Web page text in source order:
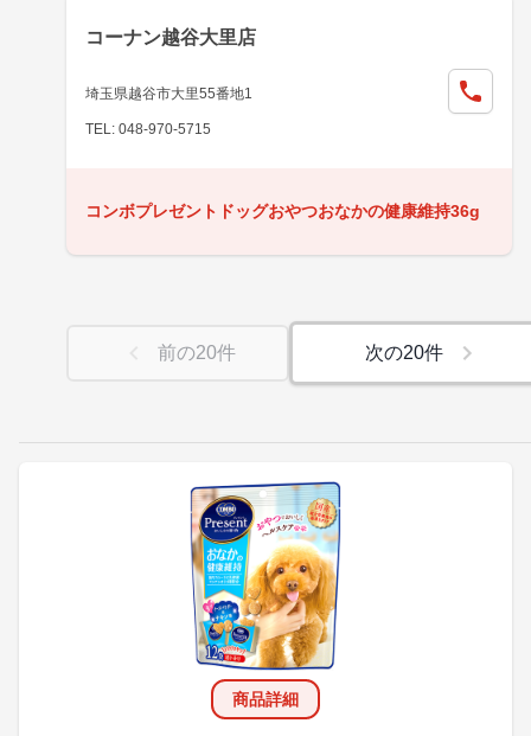
商品詳細
コーナン越谷大里店
埼玉県越谷市大里55番地1
TEL: 048-970-5715
コンボプレゼントドッグおやつおなかの健康維持36g
前の20件 次の20件